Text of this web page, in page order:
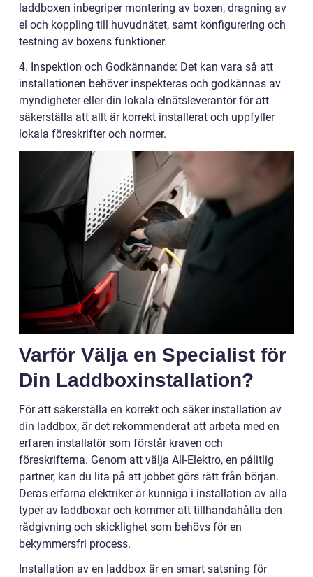
laddboxen inbegriper montering av boxen, dragning av
el och koppling till huvudnätet, samt konfigurering och
testning av boxens funktioner.
4. Inspektion och Godkännande: Det kan vara så att
installationen behöver inspekteras och godkännas av
myndigheter eller din lokala elnätsleverantör för att
säkerställa att allt är korrekt installerat och uppfyller
lokala föreskrifter och normer.
Varför Välja en Specialist för
Din Laddboxinstallation?
För att säkerställa en korrekt och säker installation av
din laddbox, är det rekommenderat att arbeta med en
erfaren installatör som förstår kraven och
föreskrifterna. Genom att välja All-Elektro, en pålitlig
partner, kan du lita på att jobbet görs rätt från början.
Deras erfarna elektriker är kunniga i installation av alla
typer av laddboxar och kommer att tillhandahålla den
rådgivning och skicklighet som behövs för en
bekymmersfri process.
Installation av en laddbox är en smart satsning för